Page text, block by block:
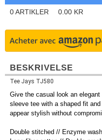
0ARTIKLER 0.00 KR
BESKRIVELSE
Tee Jays TJ580
Give the casual look an
sleeve tee with a shaped fit
appear stylish without
Double stitched // Enzyme